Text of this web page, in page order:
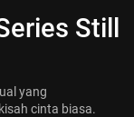
Still
yang
cinta biasa.